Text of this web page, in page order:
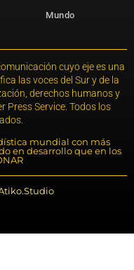
Mundo
cuyo eje es una
las voces del Sur y de la
derechos humanos y
Press Service. Todos los
mundial con más
en desarrollo que en los